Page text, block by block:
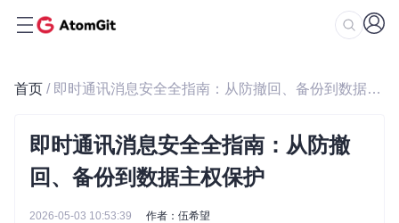
首页 / 即时通讯消息安全全指南：从防撤回、备份到数据主权保护
即时通讯消息安全全指南：从防撤
回、备份到数据主权保护
2026-05-03 10:53:39 作者：伍希望